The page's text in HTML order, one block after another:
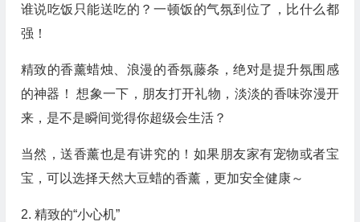
谁说吃饭只能送吃的？一顿饭的气氛到位了，比什么都
强！
精致的香薰蜡烛、浪漫的香氛藤条，绝对是提升氛围感
的神器！ 想象一下，朋友打开礼物，淡淡的香味弥漫开
来，是不是瞬间觉得你超级会生活？
当然，送香薰也是有讲究的！如果朋友家有宠物或者宝
宝，可以选择天然大豆蜡的香薰，更加安全健康～
2. 精致的“小心机”